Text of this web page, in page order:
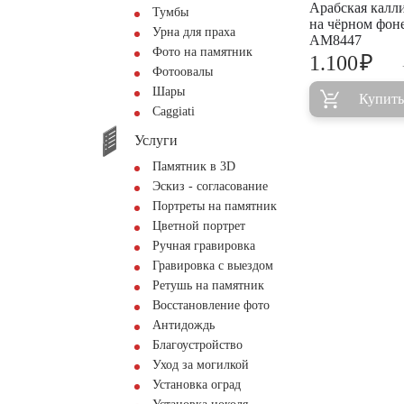
Тумбы
Урна для праха
Фото на памятник
Фотоовалы
Шары
Сaggiati
Услуги
Памятник в 3D
Эскиз - согласование
Портреты на памятник
Цветной портрет
Ручная гравировка
Гравировка с выездом
Ретушь на памятник
Восстановление фото
Антидождь
Благоустройство
Уход за могилкой
Установка оград
Арабская
на чёрном
AM8447
1.100₽
Купить